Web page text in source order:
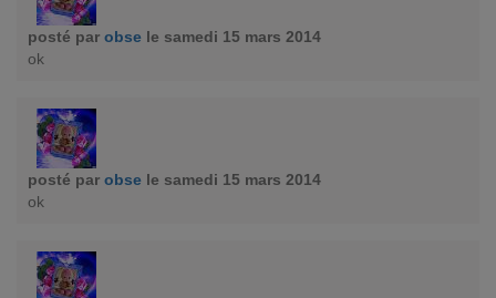
posté par obse le samedi 15 mars 2014
ok
posté par obse le samedi 15 mars 2014
ok